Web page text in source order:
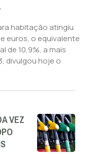
habitação atingiu
euros, o equivalente
de 10,9%, a mais
divulgou hoje o
VEZ